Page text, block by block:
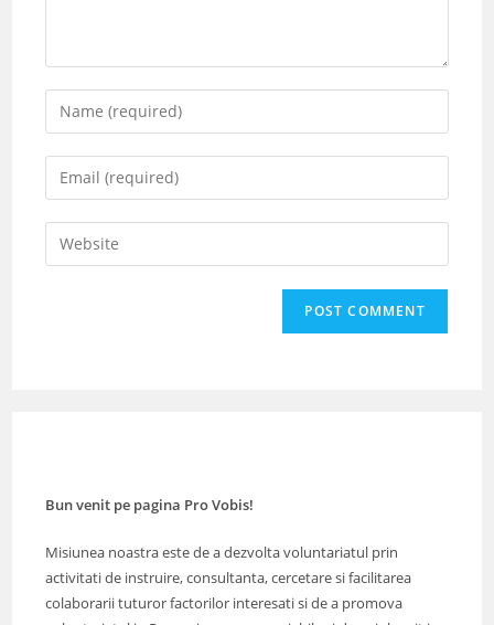
Enter
your
name
comment
Enter
your
email
address
Enter
your
Bun venit pe pagina Pro Vobis!
Misiunea noastra este de a dezvolta voluntariatul prin
activitati de instruire, consultanta, cercetare si facilitarea
colaborarii tuturor factorilor interesati si de a promova